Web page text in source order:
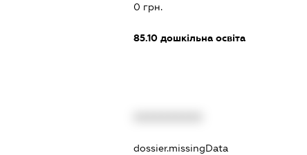
0 грн.
85.10 дошкільна освіта
dossier.missingData